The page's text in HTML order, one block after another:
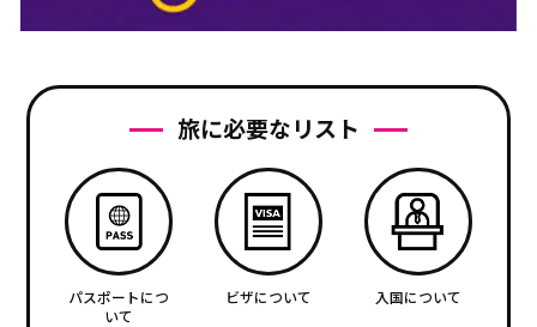
旅に必要なリスト
パスポートにつ
いて
ビザについて 入国について